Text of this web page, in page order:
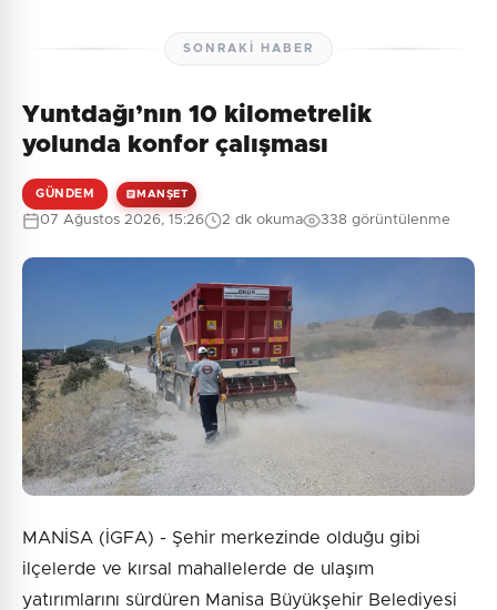
SONRAKI HABER
Yuntdağı’nın 10 kilometrelik
yolunda konfor çalışması
GÜNDEM MANŞET
07 Ağustos 2026, 15:26 2 dk okuma 338 görüntülenme
MANİSA (İGFA) - Şehir merkezinde olduğu gibi
ilçelerde ve kırsal mahallelerde de ulaşım
yatırımlarını sürdüren Manisa Büyükşehir Belediyesi